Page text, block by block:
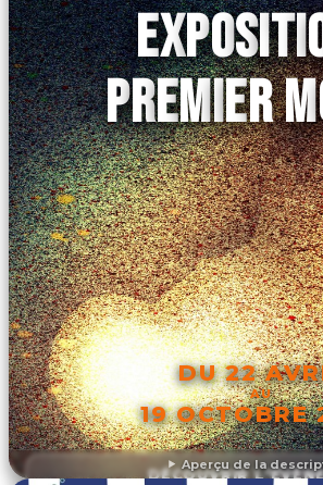
Aperçu de la
PREMIER
DU 22
AU
19 OCTOBRE
DÉCOUVRIR